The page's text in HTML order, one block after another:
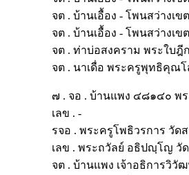
จต . บ้านเอื้อง - โพนสว่าง
จต . บ้านเอื้อง - โพนสว่าง
จต . ท่าบ่อสงคราม พระใบ
จต . นาเดื่อ พระครูพุทธิคุณ
๗ . จอ . บ้านแพง ๔๘๑๔๐ พ
เลข . -
รจอ . พระครูโพธิวรการ วั
เลข . พระถวัลย์ อธิปญฺโญ
จต . บ้านแพง เจ้าอธิการ